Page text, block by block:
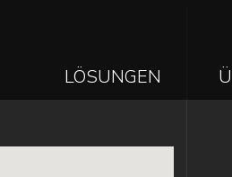
MAIN
LÖSUNGEN